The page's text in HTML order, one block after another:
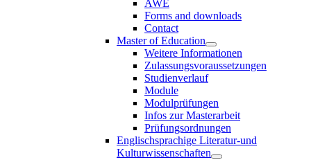
AWE
Forms and downloads
Contact
Master of Education
Weitere Informationen
Zulassungsvoraussetzungen
Studienverlauf
Module
Modulprüfungen
Infos zur Masterarbeit
Prüfungsordnungen
Englischsprachige Literatur-und
Kulturwissenschaften